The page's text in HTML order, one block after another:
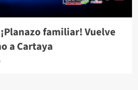
familiar! Vuelve
a Cartaya